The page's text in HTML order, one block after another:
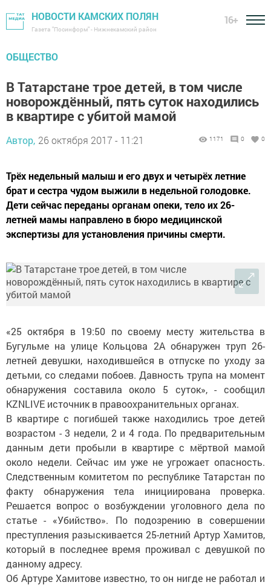
НОВОСТИ КАМСКИХ ПОЛЯН
Газета "Посинформ" - Нижнекамский район
16+
ОБЩЕСТВО
В Татарстане трое детей, в том числе
новорождённый, пять суток находились
в квартире с убитой мамой
Автор, 26 октября 2017 - 11:21 1171 0 0
Трёх недельный малыш и его двух и четырёх летние
брат и сестра чудом выжили в недельной голодовке.
Дети сейчас переданы органам опеки, тело их 26-
летней мамы направлено в бюро медицинской
экспертизы для установления причины смерти.
«25 октября в 19:50 по своему месту жительства в
Бугульме на улице Кольцова 2А обнаружен труп 26-
летней девушки, находившейся в отпуске по уходу за
детьми, со следами побоев. Давность трупа на момент
обнаружения составила около 5 суток», - сообщил
KZNLIVE источник в правоохранительных органах.
В квартире с погибшей также находились трое детей
возрастом - 3 недели, 2 и 4 года. По предварительным
данным дети пробыли в квартире с мёртвой мамой
около недели. Сейчас им уже не угрожает опасность.
Следственным комитетом по республике Татарстан по
факту обнаружения тела инициирована проверка.
Решается вопрос о возбуждении уголовного дела по
статье - «Убийство». По подозрению в совершении
преступления разыскивается 25-летний Артур Хамитов,
который в последнее время проживал с девушкой по
данному адресу.
Об Артуре Хамитове известно, то он нигде не работал и